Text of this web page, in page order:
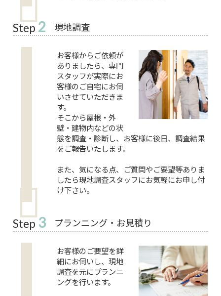
Step 2 現地調査
お客様からご依頼が
ありましたら、専門
スタッフが実際にお
客様のご自宅にお伺
いさせていただきま
す。
そこから屋根・外
壁・建物内などの状
態を調査・診断し、お客様に後日、調査結果
をご報告いたします。
また、気になる点、ご質問やご要望等ありま
したら現地調査スタッフにお気軽にお申し付
け下さい。
Step 3 プランニング・お見積り
お客様のご要望を詳
細にお伺いし、現地
調査を元にプランニ
ングを行います。